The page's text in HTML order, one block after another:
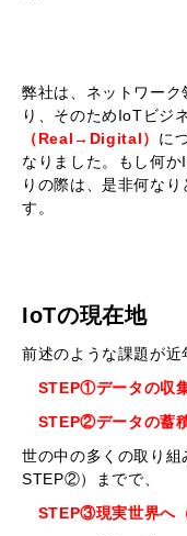
弊社は、ネットワー
り、そのためIoTビジ
（Real→Digital） に
なりました。もし何
りの際は、是非何な
す。
IoTの現在地
前述のような課題が近
STEP①データの収
STEP②データの蓄
世の中の多くの取り
STEP②）までで、
STEP③現実世界へ